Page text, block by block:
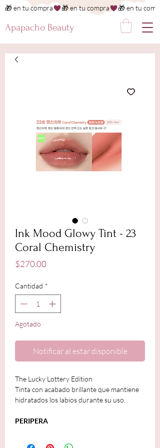
Apapacho Beauty
🎁 en tu compra
Ink Mood Glowy Tint - 23
Coral Chemistry
$270.00Precio
Cantidad *
Agotado
Notificar al estar disponible
The Lucky Lottery Edition
Tinta con acabado brillante que mantiene
hidratados los labios durante su uso.
PERIPERA